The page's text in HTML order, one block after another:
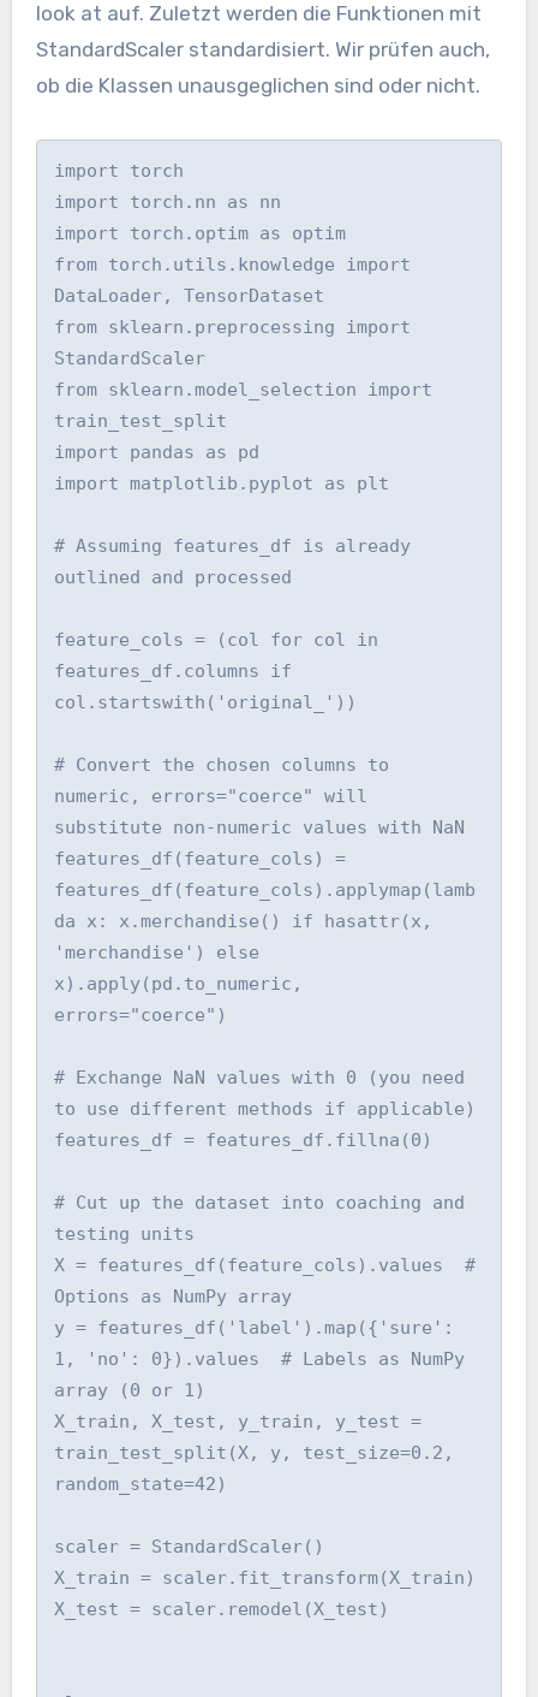
look at auf. Zuletzt werden die Funktionen mit
StandardScaler standardisiert. Wir prüfen auch,
ob die Klassen unausgeglichen sind oder nicht.
import torch
import torch.nn as nn
import torch.optim as optim
from torch.utils.knowledge import
DataLoader, TensorDataset
from sklearn.preprocessing import
StandardScaler
from sklearn.model_selection import
train_test_split
import pandas as pd
import matplotlib.pyplot as plt
# Assuming features_df is already
outlined and processed
feature_cols = (col for col in
features_df.columns if
col.startswith('original_'))
# Convert the chosen columns to
numeric, errors="coerce" will
substitute non-numeric values with NaN
features_df(feature_cols) =
features_df(feature_cols).applymap(lamb
da x: x.merchandise() if hasattr(x,
'merchandise') else
x).apply(pd.to_numeric,
errors="coerce")
# Exchange NaN values with 0 (you need
to use different methods if applicable)
features_df = features_df.fillna(0)
# Cut up the dataset into coaching and
testing units
X = features_df(feature_cols).values  #
Options as NumPy array
y = features_df('label').map({'sure':
1, 'no': 0}).values  # Labels as NumPy
array (0 or 1)
X_train, X_test, y_train, y_test =
train_test_split(X, y, test_size=0.2,
random_state=42)
scaler = StandardScaler()
X_train = scaler.fit_transform(X_train)
X_test = scaler.remodel(X_test)